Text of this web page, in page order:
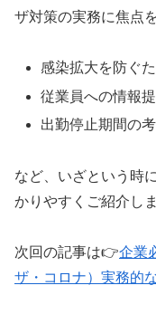
ザ対策の実務に焦点
感染拡大を防ぐ
従業員への情報
出勤停止期間の
など、いざという時
かりやすくご紹介しま
次回の記事は👉企業
ザ・コロナ）実務的